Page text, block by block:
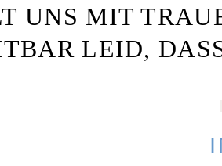
UNS MIT
LEID,